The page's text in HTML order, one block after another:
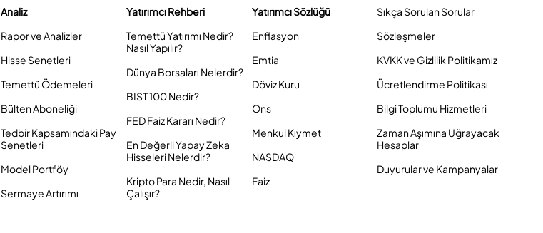
Analiz
Rapor ve Analizler
Hisse Senetleri
Temettü Ödemeleri
Bülten Aboneliği
Tedbir Kapsamındaki Pay
Senetleri
Model Portföy
Sermaye Artırımı
Yatırımcı Rehberi
Temettü Yatırımı Nedir?
Nasıl Yapılır?
Dünya Borsaları Nelerdir?
BIST 100 Nedir?
FED Faiz Kararı Nedir?
En Değerli Yapay Zeka
Hisseleri Nelerdir?
Kripto Para Nedir, Nasıl
Çalışır?
Yatırımcı Sözlüğü
Enflasyon
Emtia
Döviz Kuru
Ons
Menkul Kıymet
NASDAQ
Faiz
Sıkça Sorulan Sorular
Sözleşmeler
KVKK ve Gizlilik Politikamız
Ücretlendirme Politikası
Bilgi Toplumu Hizmetleri
Zaman Aşımına Uğrayacak
Hesaplar
Duyurular ve Kampanyalar